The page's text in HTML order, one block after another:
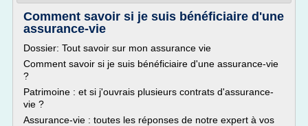
Comment savoir si je suis bénéficiaire d'une
assurance-vie
Dossier: Tout savoir sur mon assurance vie
Comment savoir si je suis bénéficiaire d'une assurance-vie
?
Patrimoine : et si j'ouvrais plusieurs contrats d'assurance-
vie ?
Assurance-vie : toutes les réponses de notre expert à vos